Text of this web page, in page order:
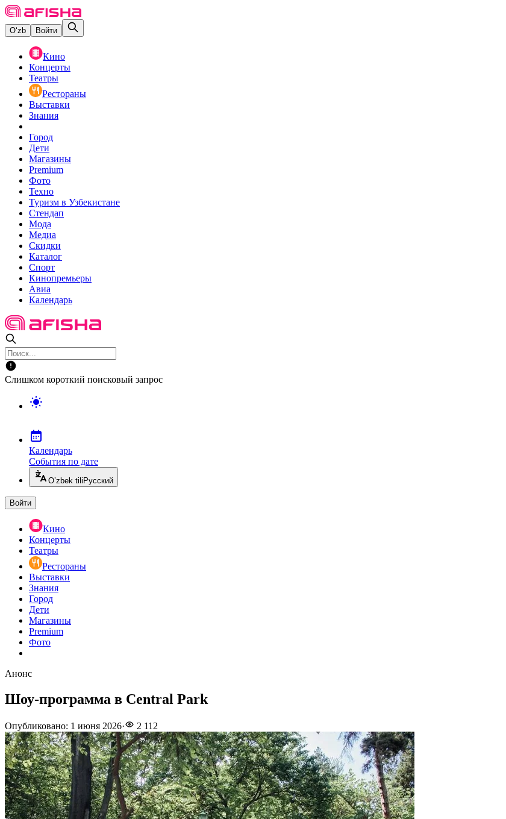
O‘zb Войти
Кино
Концерты
Театры
Рестораны
Выставки
Знания
Город
Дети
Магазины
Premium
Фото
Техно
Туризм в Узбекистане
Стендап
Мода
Медиа
Скидки
Каталог
Спорт
Кинопремьеры
Авиа
Календарь
Слишком короткий поисковый запрос
Календарь
События по дате
O’zbek tili Русский
Войти
Кино
Концерты
Театры
Рестораны
Выставки
Знания
Город
Дети
Магазины
Premium
Фото
Анонс
Шоу-программа в Central Park
Опубликовано: 1 июня 2026· 2 112